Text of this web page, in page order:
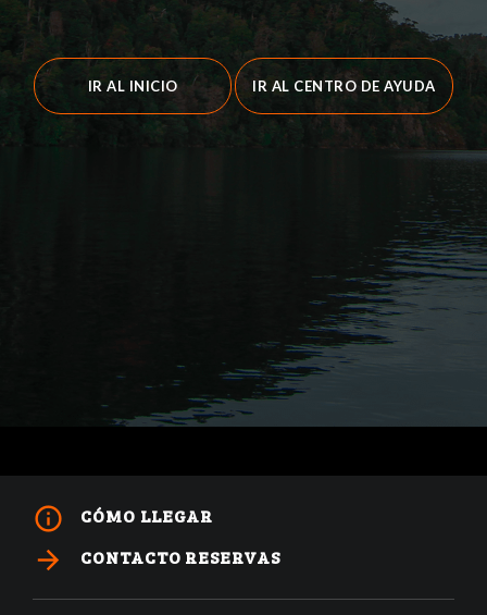
IR AL INICIO IR AL CENTRO DE AYUDA
info_outline CÓMO LLEGAR
arrow_forward CONTACTO RESERVAS